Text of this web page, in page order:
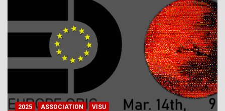
h
a
2025 ASSOCIATION VISU